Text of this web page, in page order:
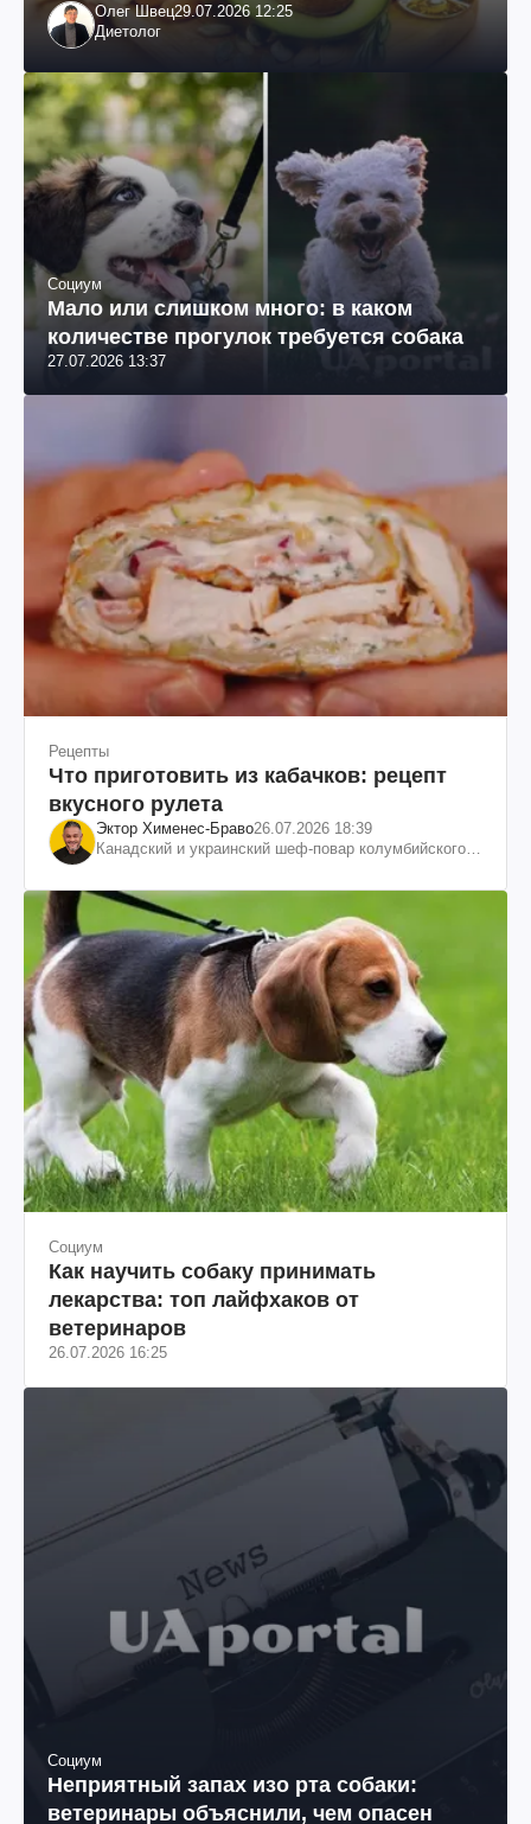
Олег Швец29.07.2026 12:25
Диетолог
Социум
Мало или слишком много: в каком
количестве прогулок требуется собака
27.07.2026 13:37
Рецепты
Что приготовить из кабачков: рецепт
вкусного рулета
Эктор Хименес-Браво26.07.2026 18:39
Канадский и украинский шеф-повар колумбийского
Социум
Как научить собаку принимать
лекарства: топ лайфхаков от
ветеринаров
26.07.2026 16:25
Социум
Неприятный запах изо рта собаки:
ветеринары объяснили, чем опасен